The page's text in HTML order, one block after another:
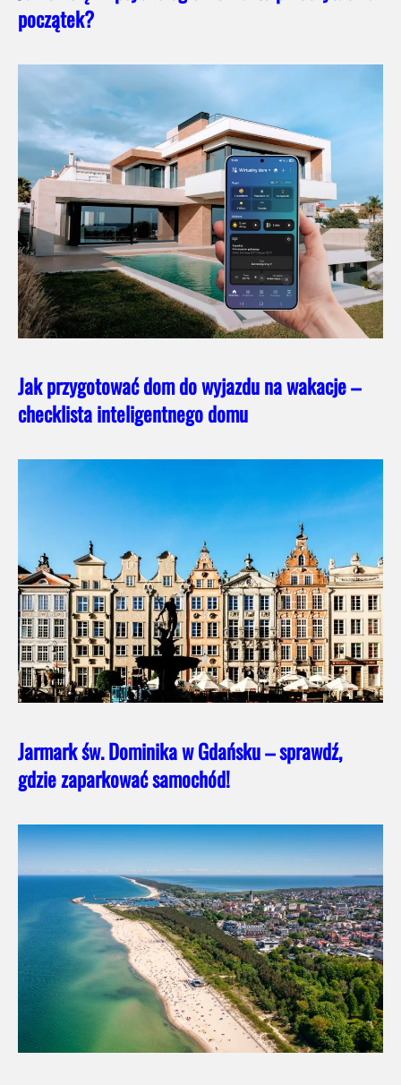
początek?
Jak przygotować dom do wyjazdu na wakacje –
checklista inteligentnego domu
Jarmark św. Dominika w Gdańsku – sprawdź,
gdzie zaparkować samochód!